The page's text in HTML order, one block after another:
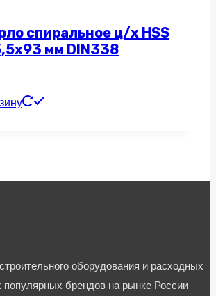
спиральное ц/х HSS
мм DIN338
оборудования и расходных
брендов на рынке России